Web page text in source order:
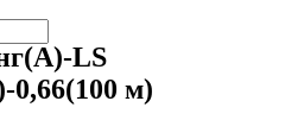
LS
0,66(100 м)